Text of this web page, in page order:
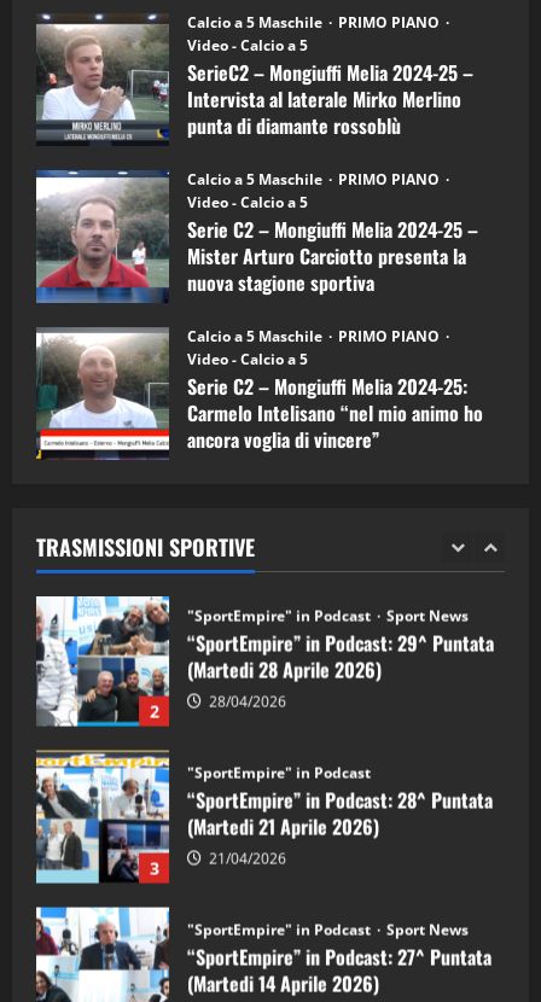
6)
–
Intervista
a
mister
Arturo
Carciotto
(Mongiuffi
Calcio a 5 Maschile
PRIMO PIANO
Video - Calcio a 5
SerieC2 – Mongiuffi Melia 2024-25 –
Intervista al laterale Mirko Merlino
punta di diamante rossoblù
Calcio a 5 Maschile
PRIMO PIANO
Video - Calcio a 5
Serie C2 – Mongiuffi Melia 2024-25 –
Mister Arturo Carciotto presenta la
nuova stagione sportiva
Calcio a 5 Maschile
PRIMO PIANO
Video - Calcio a 5
Serie C2 – Mongiuffi Melia 2024-25:
Carmelo Intelisano “nel mio animo ho
ancora voglia di vincere”
TRASMISSIONI SPORTIVE
4
“SportEmpire” in Podcast: 27^ Puntata
(Martedi 14 Aprile 2026)
15/04/2026
5
“SportEmpire” in Podcast: 26^ Puntata
(Martedi 07 Aprile 2026)
08/04/2026
1
“SportEmpire” in Podcast: 30^ Puntata
(Martedi 05 Maggio 2026)
08/05/2026
2 28/04/2026
3
"SportEmpire" in Podcast
“SportEmpire” in Podcast: 28^ Puntata
(Martedi 21 Aprile 2026)
21/04/2026
4
"SportEmpire" in Podcast
“SportEmpire” in Podcast: 27^ Puntata
(Martedi 14 Aprile 2026)
15/04/2026
"SportEmpire" in Podcast
“SportEmpire” in Podcast: 26^ Puntata
(Martedi 07 Aprile 2026)